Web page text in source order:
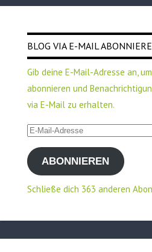
BLOG VIA E-MAIL
Gib deine E-Mail-Adresse an,
abonnieren und
via E-Mail zu erhalten.
E-
Mail-
AdresseABONNIEREN
Schließe dich 363 anderen